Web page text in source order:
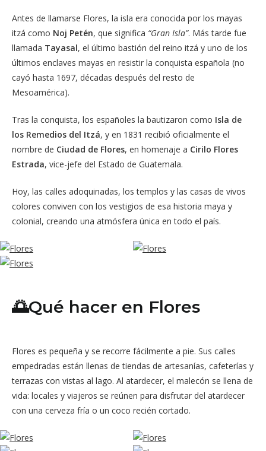
Antes de llamarse Flores, la isla era conocida por los mayas
itzá como Noj Petén, que significa “Gran Isla”. Más tarde fue
llamada Tayasal, el último bastión del reino itzá y uno de los
últimos enclaves mayas en resistir la conquista española (no
cayó hasta 1697, décadas después del resto de
Mesoamérica).
Tras la conquista, los españoles la bautizaron como Isla de
los Remedios del Itzá, y en 1831 recibió oficialmente el
nombre de Ciudad de Flores, en homenaje a Cirilo Flores
Estrada, vice-jefe del Estado de Guatemala.
Hoy, las calles adoquinadas, los templos y las casas de vivos
colores conviven con los vestigios de esa historia maya y
colonial, creando una atmósfera única en todo el país.
🌅Qué hacer en Flores
Flores es pequeña y se recorre fácilmente a pie. Sus calles
empedradas están llenas de tiendas de artesanías, cafeterías y
terrazas con vistas al lago. Al atardecer, el malecón se llena de
vida: locales y viajeros se reúnen para disfrutar del atardecer
con una cerveza fría o un coco recién cortado.